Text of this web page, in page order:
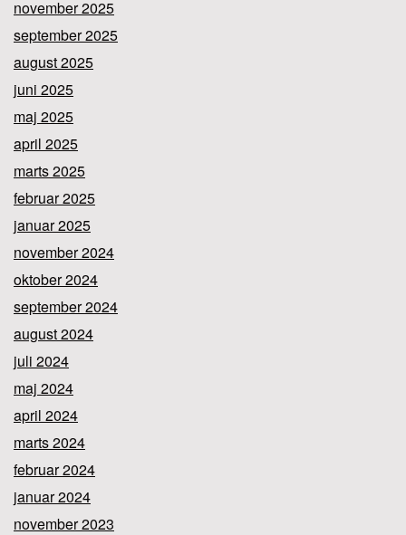
november 2025
september 2025
august 2025
juni 2025
maj 2025
april 2025
marts 2025
februar 2025
januar 2025
november 2024
oktober 2024
september 2024
august 2024
juli 2024
maj 2024
april 2024
marts 2024
februar 2024
januar 2024
november 2023